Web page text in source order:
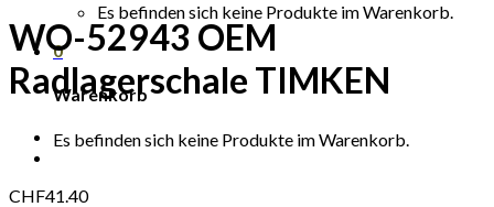
Es befinden sich keine Produkte im Warenkorb.
0
Warenkorb
Es befinden sich keine Produkte im Warenkorb.
WO-52943 OEM
Radlagerschale TIMKEN
CHF41.40